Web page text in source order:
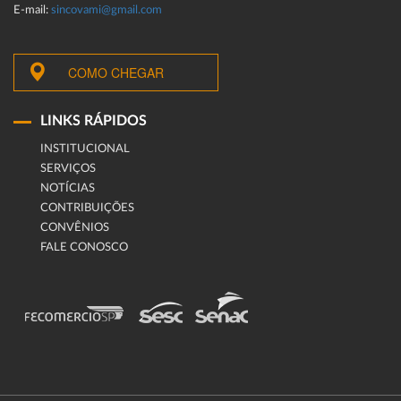
E-mail: sincovami@gmail.com
COMO CHEGAR
LINKS RÁPIDOS
INSTITUCIONAL
SERVIÇOS
NOTÍCIAS
CONTRIBUIÇÕES
CONVÊNIOS
FALE CONOSCO